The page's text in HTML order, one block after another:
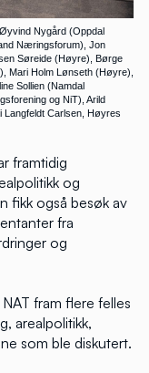
Nygård (Oppdal
Næringsforum), Jon
Søreide (Høyre), Børge
Mari Holm Lønseth (Høyre),
Sollien (Namdal
og NiT), Arild
Carlsen, Høyres
framtidig
og
fikk også besøk av
fra
og
fram flere felles
arealpolitikk,
som ble diskutert.